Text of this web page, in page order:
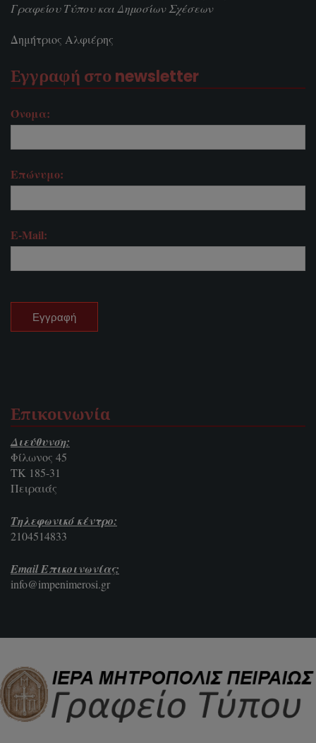
Γραφείου Τύπου και Δημοσίων Σχέσεων
Δημήτριος Αλφιέρης
Εγγραφή στο newsletter
Όνομα:
Επώνυμο:
E-Mail:
Επικοινωνία
Διεύθυνση:
Φίλωνος 45
ΤΚ 185-31
Πειραιάς
Τηλεφωνικό κέντρο:
2104514833
Email Επικοινωνίας:
info@impenimerosi.gr